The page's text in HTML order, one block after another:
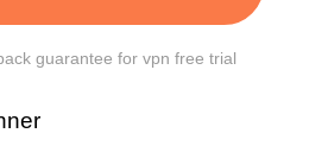
guarantee for vpn free trial